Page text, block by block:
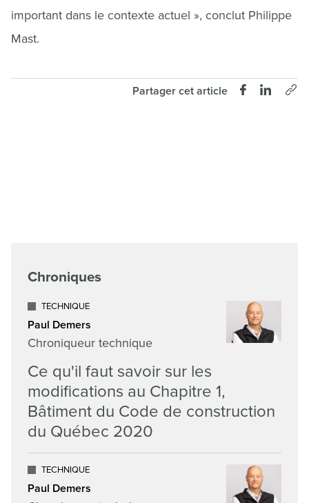
important dans le contexte actuel », conclut Philippe
Mast.
Partager cet article
Chroniques
TECHNIQUE
Paul Demers
Chroniqueur technique
Ce qu'il faut savoir sur les
modifications au Chapitre 1,
Bâtiment du Code de construction
du Québec 2020
TECHNIQUE
Paul Demers